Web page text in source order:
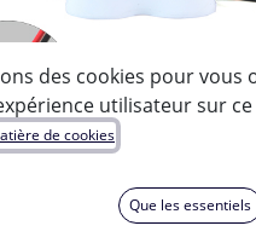
des cookies pour vous
utilisateur sur ce
de cookies
Que les essentiels